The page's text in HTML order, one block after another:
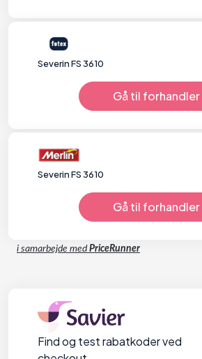
Severin FS 3610
Gå til forhandler
Severin FS 3610
Gå til forhandler
i samarbejde med PriceRunner
Find og test rabatkoder ved